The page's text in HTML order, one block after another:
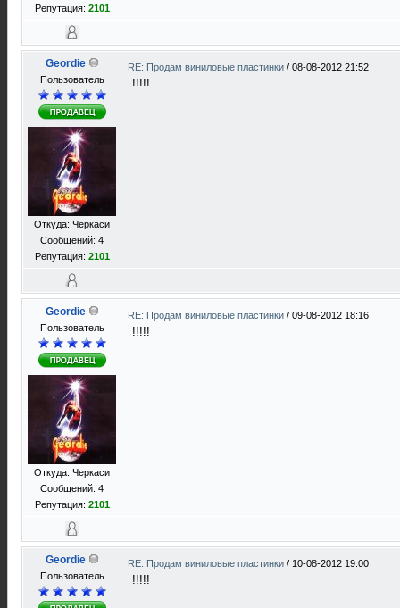
Репутация: 2101
Geordie
Пользователь
Откуда: Черкаси
Сообщений: 4
Репутация: 2101
RE: Продам виниловые пластинки / 08-08-2012 21:52
!!!!!
Geordie
Пользователь
Откуда: Черкаси
Сообщений: 4
Репутация: 2101
RE: Продам виниловые пластинки / 09-08-2012 18:16
!!!!!
Geordie
Пользователь
RE: Продам виниловые пластинки / 10-08-2012 19:00
!!!!!